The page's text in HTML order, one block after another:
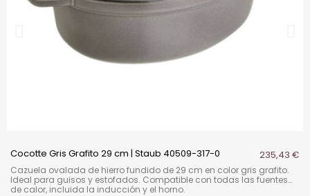
Cocotte Gris Grafito 29 cm | Staub 40509-317-0 235,43 €
Cazuela ovalada de hierro fundido de 29 cm en color gris grafito.
Ideal para guisos y estofados. Compatible con todas las fuentes
de calor, incluida la inducción y el horno.